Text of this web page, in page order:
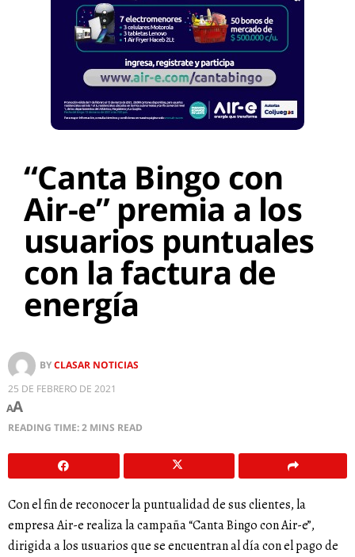
“Canta Bingo con
Air-e” premia a los
usuarios puntuales
con la factura de
energía
BYCLASAR NOTICIAS
25 DE FEBRERO DE 2021
AA
READING TIME: 2 MINS READ
Con el fin de reconocer la puntualidad de sus clientes, la
empresa Air-e realiza la campaña “Canta Bingo con Air-e”,
dirigida a los usuarios que se encuentran al día con el pago de